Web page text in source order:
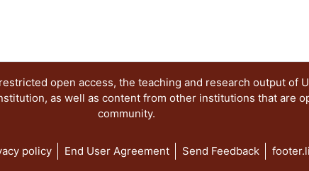
de intervención en el espacio público”, se abordan
proyectos específicos de espacio público que
manifestaciones del fenómeno urbano.
open access, the teaching and research output of
as well as content from other institutions that are
community.
policy End User Agreement Send Feedback